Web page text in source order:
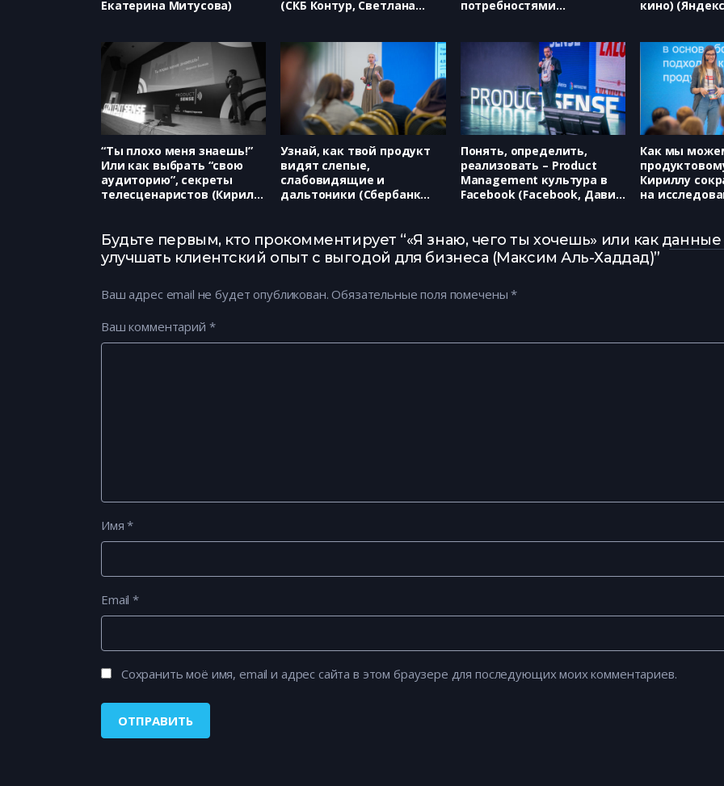
Екатерина Митусова)
(СКБ Контур, Светлана
потребностями
Георгий Кабалия)
кино)
“Ты плохо меня знаешь!”
Или как выбрать “свою
аудиторию”, секреты
телесценаристов (Кирилл
Узнай, как твой продукт
видят слепые,
слабовидящие и
дальтоники (Сбербанк
Понять, определить,
реализовать – Product
Management культура в
Facebook (Facebook, Давид
Как мы
Кириллу
на
Безрукова)
Будьте первым, кто прокомментирует “«Я знаю, чего ты хочешь» или как
улучшать клиентский опыт с выгодой для бизнеса (Максим Аль-Хаддад)”
Ваш адрес email не будет опубликован. Обязательные поля помечены*
Ваш комментарий *
Имя*
Email*
Сохранить моё имя, email и адрес сайта в этом браузере для последующих моих комментариев.